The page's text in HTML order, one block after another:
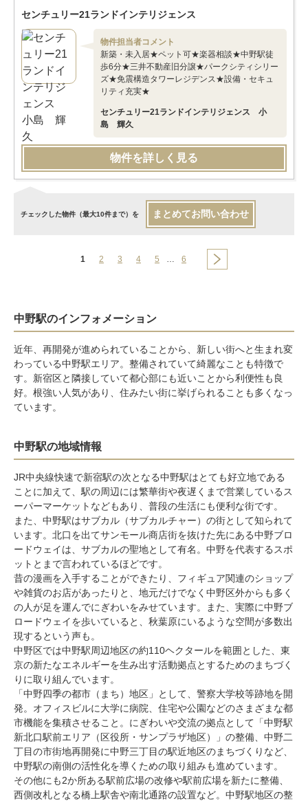
センチュリー21ランドインテリジェンス
物件担当者コメント
新築・未入居★ペット可★楽器相談★中野駅徒
歩6分★三井不動産旧分譲★パークシティシリー
ズ★免震構造タワーレジデンス★設備・セキュ
リティ充実★
センチュリー21ランドインテリジェンス 小
島 輝久
物件を詳しく見る
チェックした物件（最大10件まで）を まとめてお問い合わせ
1 2 3 4 5 … 6
中野駅のインフォメーション
近年、再開発が進められていることから、新しい街へと生まれ変
わっている中野駅エリア。整備されていて綺麗なことも特徴で
す。 新宿区と隣接していて都心部にも近いことから利便性も良
好。根強い人気があり、住みたい街に挙げられることも多くなっ
ています。
中野駅の地域情報
JR中央線快速で新宿駅の次となる中野駅はとても好立地である
ことに加えて、駅の周辺には繁華街や夜遅くまで営業しているス
ーパーマーケットなどもあり、普段の生活にも便利な街です。
また、中野駅はサブカル（サブカルチャー）の街として知られて
います。北口を出てサンモール商店街を抜けた先にある中野ブロ
ードウェイは、サブカルの聖地として有名。中野を代表するスポ
ットとまで言われているほどです。
昔の漫画を入手することができたり、フィギュア関連のショップ
や雑貨のお店があったりと、地元だけでなく 中野区外からも多く
の人が足を運んでにぎわいをみせています。また、実際に中野ブ
ロードウェイを歩いていると、秋葉原にいるような空間が多数出
現するという声も。
中野区では中野駅周辺地区の約110ヘクタールを範囲とした、東
京の新たなエネルギーを生み出す活動拠点とするためのまちづく
りに取り組んでいます。
「中野四季の都市（まち）地区」として、警察大学校等跡地を開
発。オフィスビルに大学に病院、住宅や公園などのさまざまな都
市機能を集積させること。にぎわいや交流の拠点として「中野駅
新北口駅前エリア（区役所・サンプラザ地区）」の整備、中野二
丁目の市街地再開発に中野三丁目の駅近地区のまちづくりなど、
中野駅の南側の活性化を導くための取り組みも進めています。
その他にも2か所ある駅前広場の改修や駅前広場を新たに整備、
西側改札となる橋上駅舎や南北通路の設置など。中野駅地区の整